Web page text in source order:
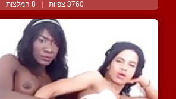
3760 צפיות | 8 המלצות